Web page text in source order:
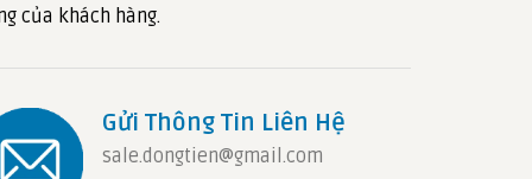
của khách hàng.
Gửi Thông Tin Liên Hệ
sale.dongtien@gmail.com